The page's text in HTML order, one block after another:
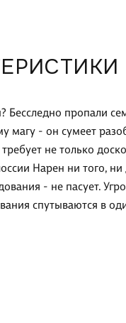
пропали
магу - он сумеет
не только
Нарен ни того,
- не пасует.
спутываются в